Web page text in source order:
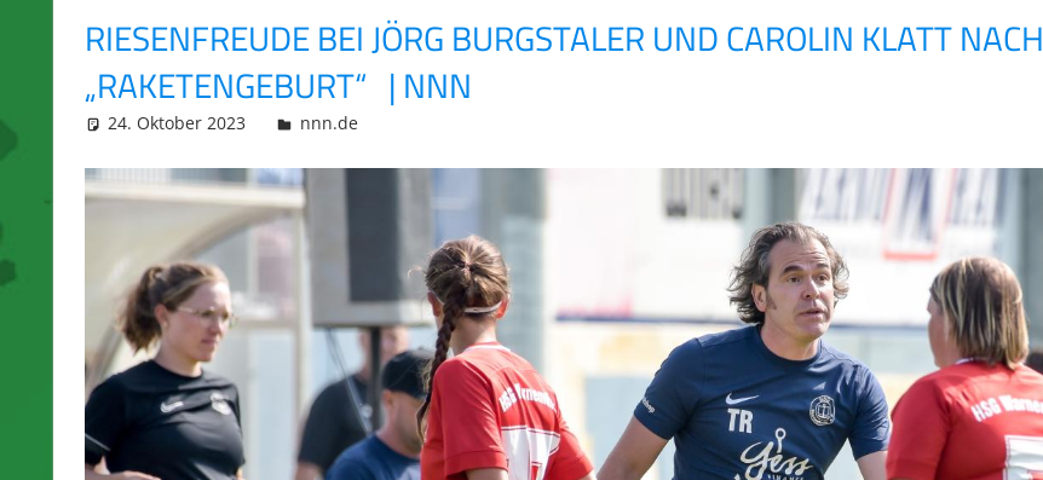
RIESENFREUDE BEI JÖRG BURGSTALER UND CAROLIN KLATT NACH
„RAKETENGEBURT“ | NNN
24. Oktober 2023 integromat
nnn.de